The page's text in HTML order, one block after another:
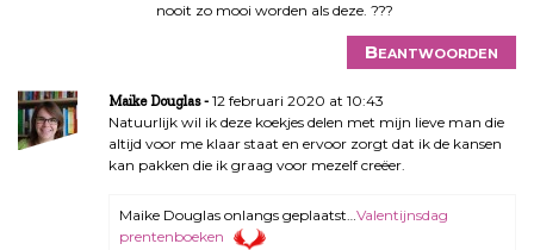
nooit zo mooi worden als deze. ???
Beantwoorden
Maike Douglas
12 februari 2020 at 10:43
Natuurlijk wil ik deze koekjes delen met mijn lieve man die
altijd voor me klaar staat en ervoor zorgt dat ik de kansen
kan pakken die ik graag voor mezelf creëer.
Maike Douglas onlangs geplaatst…Valentijnsdag
prentenboeken